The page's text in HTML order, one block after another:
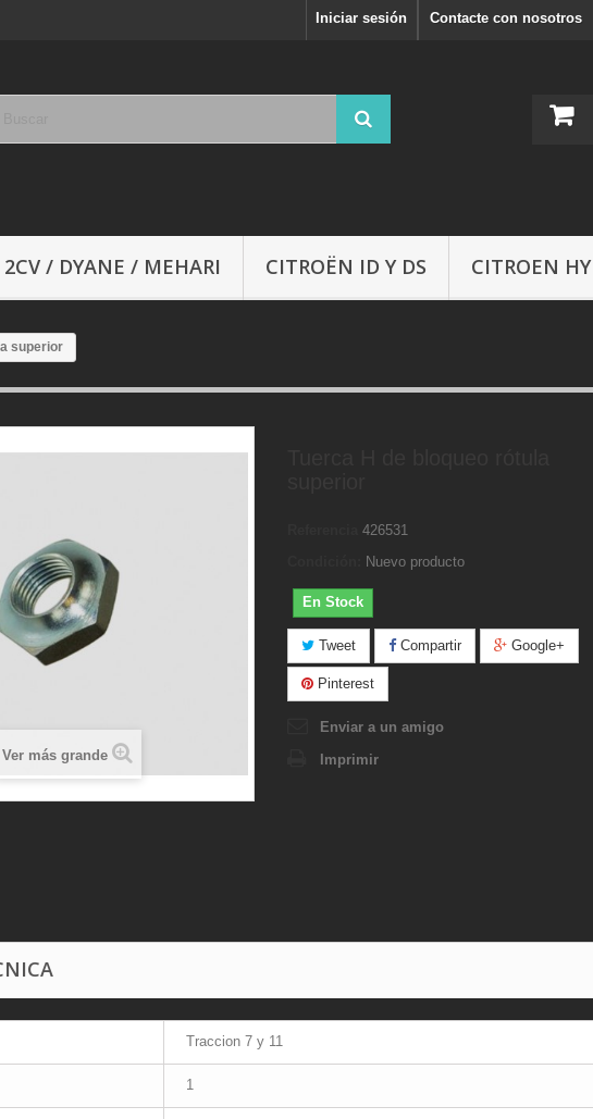
Contacte con nosotros
Iniciar sesión
/ DYANE / MEHARI CITROËN ID Y DS CITROEN HY
superior
Ver más grande
426531
Nuevo producto
En Stock
Tweet Compartir Google+
Pinterest
Enviar a un amigo
Imprimir
Traccion 7 y 11
1